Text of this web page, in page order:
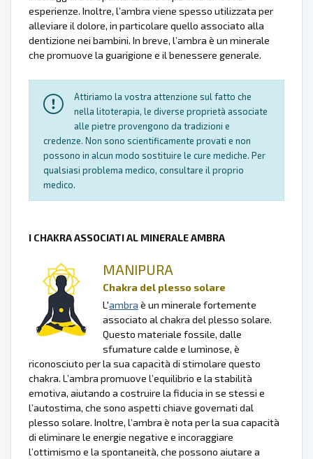
esperienze. Inoltre, l’ambra viene spesso utilizzata per
alleviare il dolore, in particolare quello associato alla
dentizione nei bambini. In breve, l’ambra è un minerale
che promuove la guarigione e il benessere generale.
Attiriamo la vostra attenzione sul fatto che
nella litoterapia, le diverse proprietà associate
alle pietre provengono da tradizioni e
credenze. Non sono scientificamente provati e non
possono in alcun modo sostituire le cure mediche. Per
qualsiasi problema medico, consultare il proprio
medico.
I CHAKRA ASSOCIATI AL MINERALE AMBRA
MANIPURA
Chakra del plesso solare
L'ambra è un minerale fortemente
associato al chakra del plesso solare.
Questo materiale fossile, dalle
sfumature calde e luminose, è
riconosciuto per la sua capacità di stimolare questo
chakra. L’ambra promuove l’equilibrio e la stabilità
emotiva, aiutando a costruire la fiducia in se stessi e
l’autostima, che sono aspetti chiave governati dal
plesso solare. Inoltre, l’ambra è nota per la sua capacità
di eliminare le energie negative e incoraggiare
l’ottimismo e la spontaneità, che possono aiutare a